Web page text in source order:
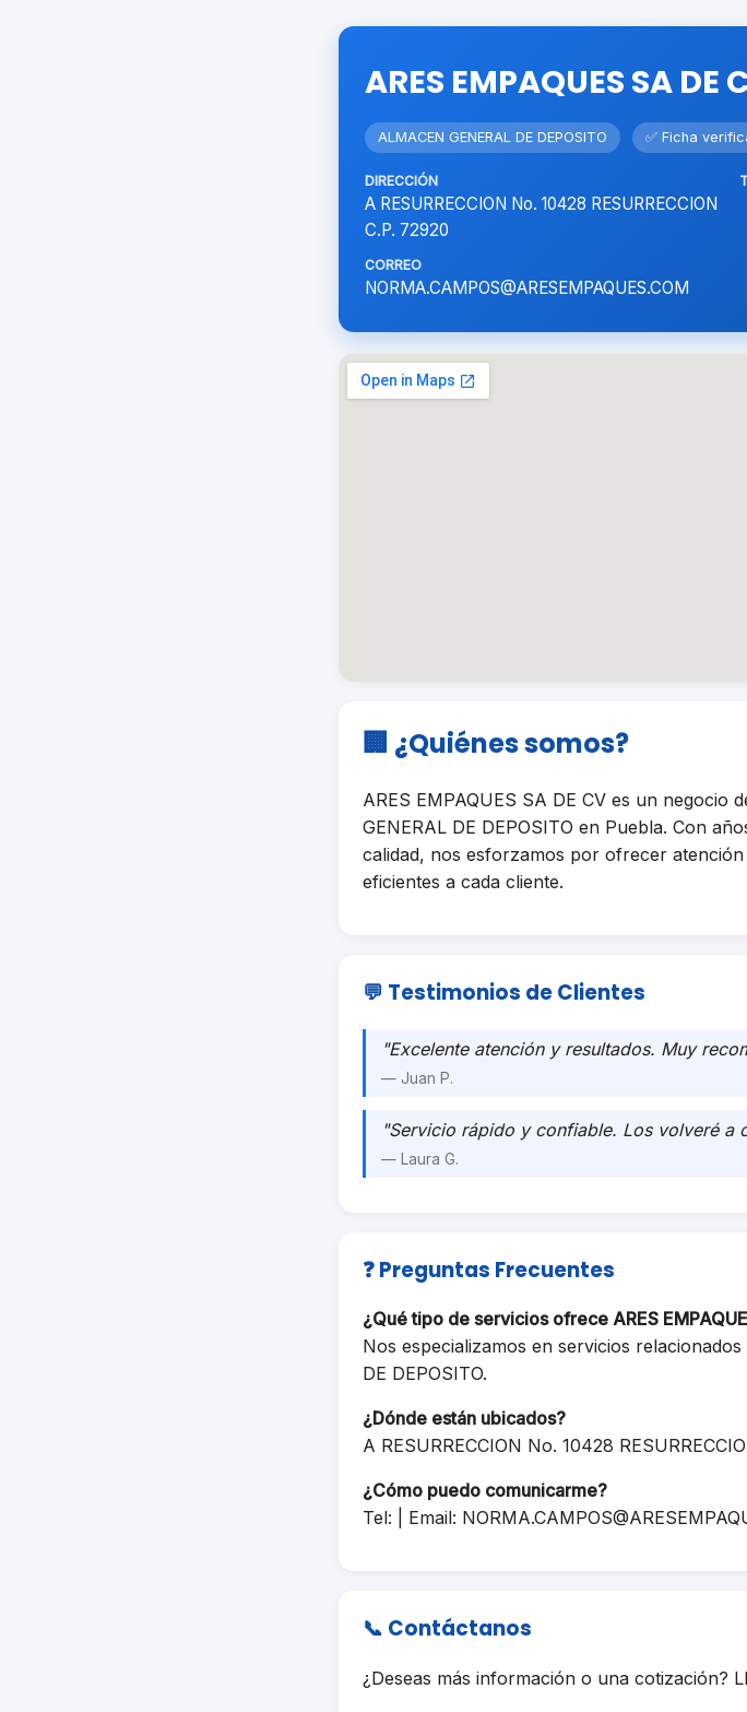
ARES EMPAQUES SA DE
ALMACEN GENERAL DE DEPOSITO ✅ Ficha
DIRECCIÓN
A RESURRECCION No. 10428 RESURRECCION
C.P. 72920
CORREO
NORMA.CAMPOS@ARESEMPAQUES.COM
🏢 ¿Quiénes somos?
ARES EMPAQUES SA DE CV es un negocio
GENERAL DE DEPOSITO en Puebla. Con
calidad, nos esforzamos por ofrecer
eficientes a cada cliente.
💬 Testimonios de Clientes
"Excelente atención y resultados. Muy
— Juan P.
"Servicio rápido y confiable. Los volveré a
— Laura G.
❓ Preguntas Frecuentes
¿Qué tipo de servicios ofrece ARES
Nos especializamos en servicios
DE DEPOSITO.
¿Dónde están ubicados?
A RESURRECCION No. 10428
¿Cómo puedo comunicarme?
Tel: | Email:
📞 Contáctanos
¿Deseas más información o una cotización?